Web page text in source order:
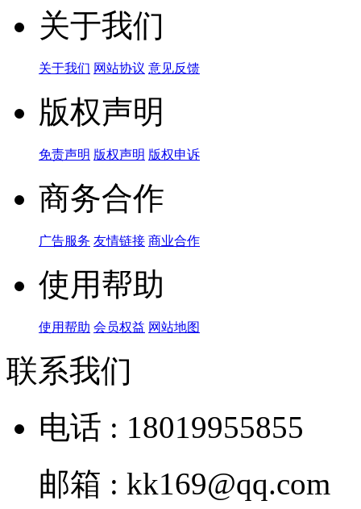
关于我们
关于我们 网站协议 意见反馈
版权声明
免责声明 版权声明 版权申诉
商务合作
广告服务 友情链接 商业合作
使用帮助
使用帮助 会员权益 网站地图
联系我们
电话 : 18019955855
邮箱 : kk169@qq.com